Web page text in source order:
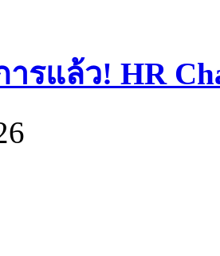
ารแล้ว! HR